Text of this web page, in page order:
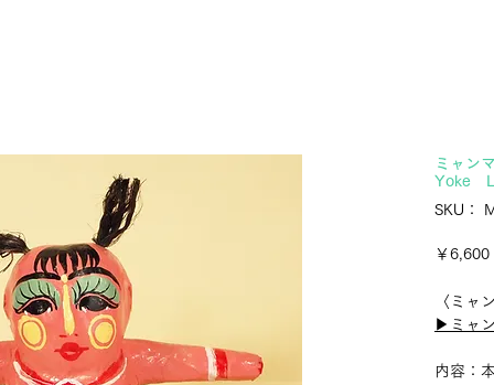
ミャン
Yoke L
SKU：
￥6,600
〈ミャ
▶︎ミャ
内容：